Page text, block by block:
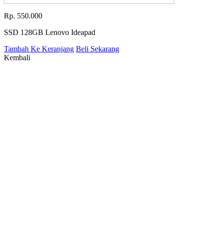
Rp. 550.000
SSD 128GB Lenovo Ideapad
Tambah Ke Keranjang Beli Sekarang
Kembali